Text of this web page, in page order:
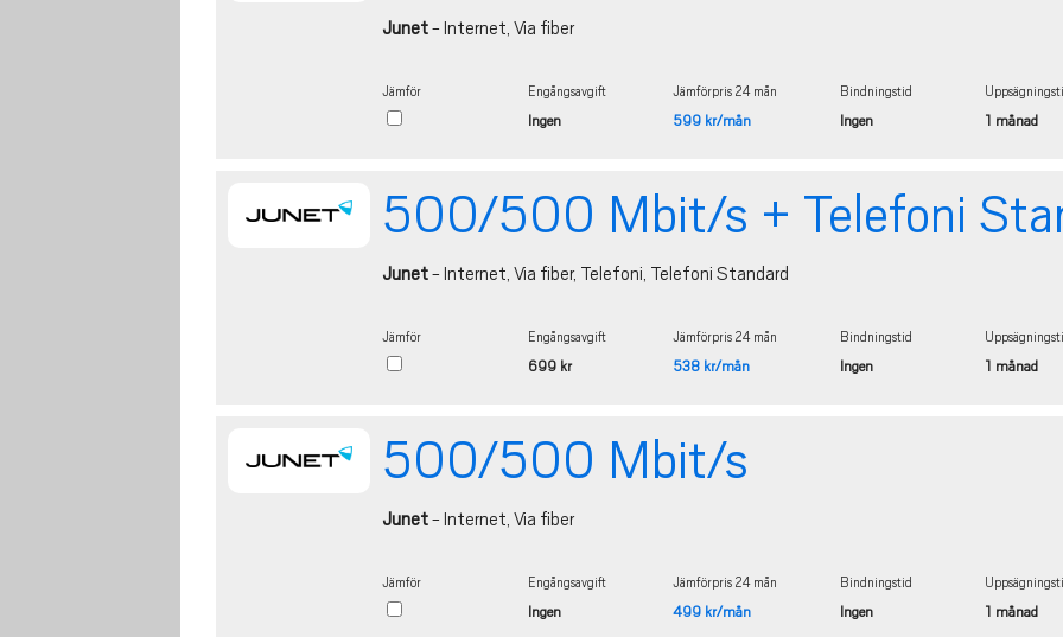
Junet- Internet, Via fiber
Jämför Engångsavgift
Ingen
Jämförpris 24 mån
599 kr/mån
Bindningstid
Ingen 1 månad
500/500 Mbit/s + Telefoni
Junet- Internet, Via fiber, Telefoni, Telefoni Standard
Jämför Engångsavgift
699 kr
Jämförpris 24 mån
538 kr/mån
Bindningstid
Ingen 1 månad
500/500 Mbit/s
Junet- Internet, Via fiber
Jämför Engångsavgift
Ingen
Jämförpris 24 mån
499 kr/mån
Bindningstid
Ingen 1 månad